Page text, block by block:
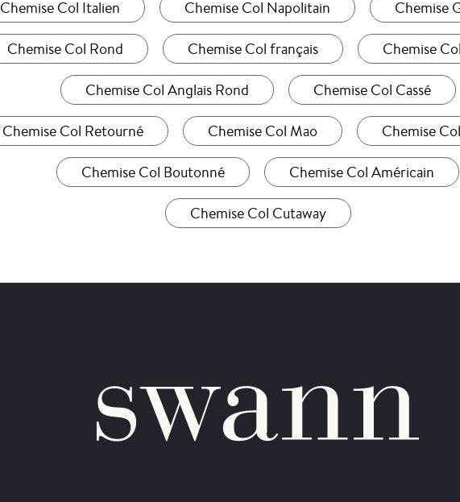
Chemise Col Italien Chemise Col Napolitain Chemise
Chemise Col Rond Chemise Col français Chemise
Chemise Col Anglais Rond Chemise Col Cassé
Chemise Col Retourné Chemise Col Mao Chemise
Chemise Col Boutonné Chemise Col Américain
Chemise Col Cutaway